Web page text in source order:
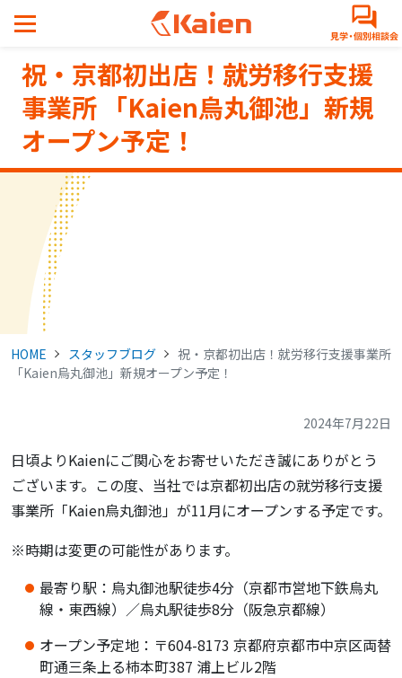
祝・京都初出店！就労移行支援
事業所 「Kaien烏丸御池」新規
オープン予定！
HOME スタッフブログ
祝・京都初出店！就労移行支援事業所
「Kaien烏丸御池」新規オープン予定！
2024年7月22日
日頃よりKaienにご関心をお寄せいただき誠にありがとう
ございます。この度、当社では京都初出店の就労移行支援
事業所「Kaien烏丸御池」が11月にオープンする予定です。
※時期は変更の可能性があります。
最寄り駅：烏丸御池駅徒歩4分（京都市営地下鉄烏丸
線・東西線）／烏丸駅徒歩8分（阪急京都線）
オープン予定地：〒604-8173 京都府京都市中京区両替
町通三条上る柿本町387 浦上ビル2階